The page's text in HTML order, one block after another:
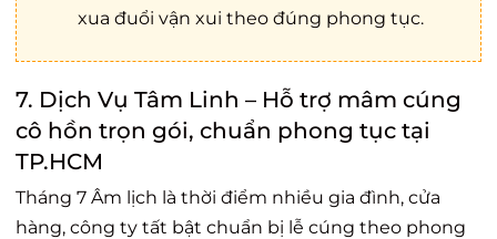
xua đuổi vận xui theo đúng phong tục.
7. Dịch Vụ Tâm Linh – Hỗ trợ mâm cúng
cô hồn trọn gói, chuẩn phong tục tại
TP.HCM
Tháng 7 Âm lịch là thời điểm nhiều gia đình, cửa
hàng, công ty tất bật chuẩn bị lễ cúng theo phong